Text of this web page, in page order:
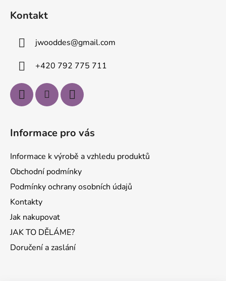
Kontakt
jwooddes@gmail.com
+420 792 775 711
Informace pro vás
Informace k výrobě a vzhledu produktů
Obchodní podmínky
Podmínky ochrany osobních údajů
Kontakty
Jak nakupovat
JAK TO DĚLÁME?
Doručení a zaslání